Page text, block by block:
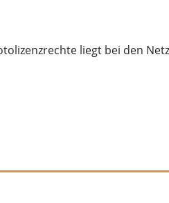
liegt bei den